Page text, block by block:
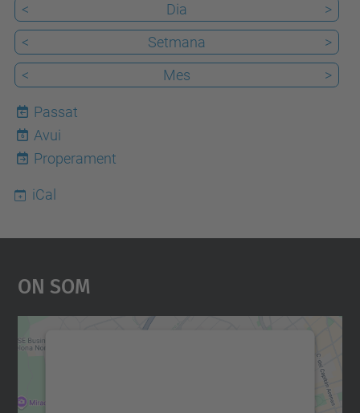
< Dia
>
<
Setmana
>
<
Mes >
Passat
6
Avui
Properament
iCal
On Som